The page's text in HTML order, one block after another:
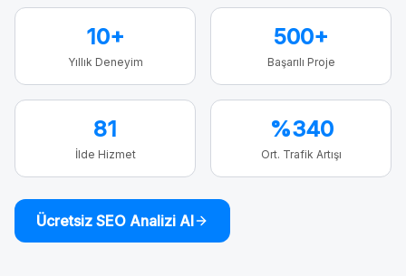
10+
Yıllık Deneyim
500+
Başarılı Proje
81
İlde Hizmet
%340
Ort. Trafik Artışı
Ücretsiz SEO Analizi Al